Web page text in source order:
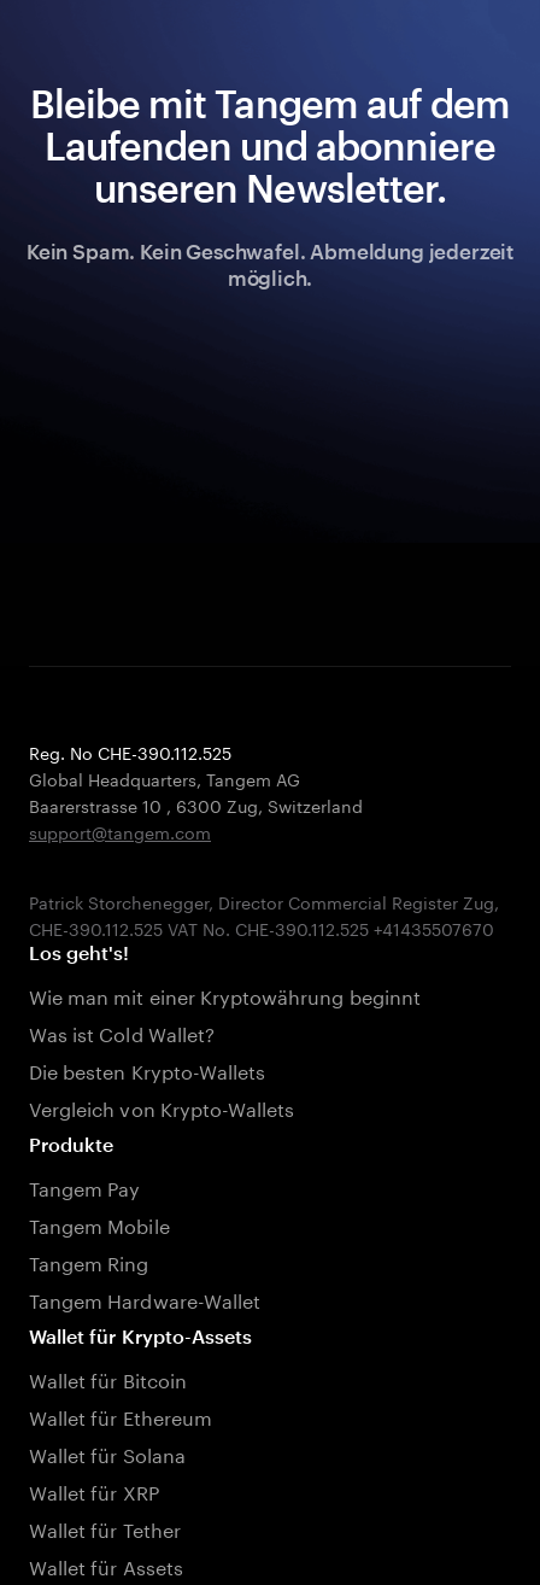
Bleibe mit Tangem auf dem
Laufenden und abonniere
unseren Newsletter.
Kein Spam. Kein Geschwafel. Abmeldung jederzeit
möglich.
Reg. No CHE-390.112.525
Global Headquarters, Tangem AG
Baarerstrasse 10 , 6300 Zug, Switzerland
support@tangem.com
Patrick Storchenegger, Director Commercial Register Zug,
Los geht's!
Wie man mit einer Kryptowährung beginnt
Was ist Cold Wallet?
Die besten Krypto-Wallets
Vergleich von Krypto-Wallets
Produkte
Tangem Pay
Tangem Mobile
Tangem Ring
Tangem Hardware-Wallet
Wallet für Krypto-Assets
Wallet für Bitcoin
Wallet für Ethereum
Wallet für Solana
Wallet für XRP
Wallet für Tether
Wallet für Assets